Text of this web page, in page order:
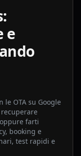
e
le OTA su Google
farti
booking e
test rapidi e